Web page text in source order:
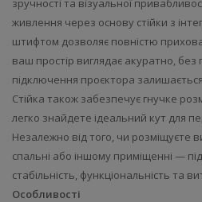
зручності та візуальної
живлення через основу стійки з
штифтом дозволяє повністю
ваш простір виглядає акуратно, без
підключення проєктора
Стійка також забезпечує гнучке
легко знайдете ідеальний кут для
Незалежно від того, чи розміщуєте
спальні або іншому приміщенні —
стабільність, функціональність та
Особливості